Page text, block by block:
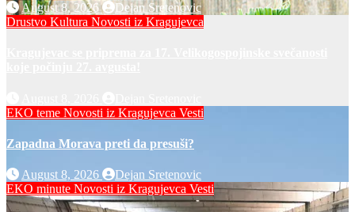
August 8, 2026
Dejan Sretenovic
Drustvo Kultura Novosti iz Kragujevca
EKO teme Novosti iz Kragujevca Vesti
Zapadna Morava preti da presuši?
August 8, 2026
Dejan Sretenovic
EKO minute Novosti iz Kragujevca Vesti